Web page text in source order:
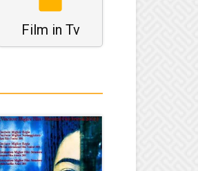
Film in Tv